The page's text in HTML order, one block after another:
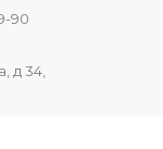
90
д 34,